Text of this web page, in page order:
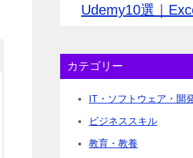
Udemy10選｜
カテゴリー
IT・ソフトウェア・開
ビジネススキル
教育・教養